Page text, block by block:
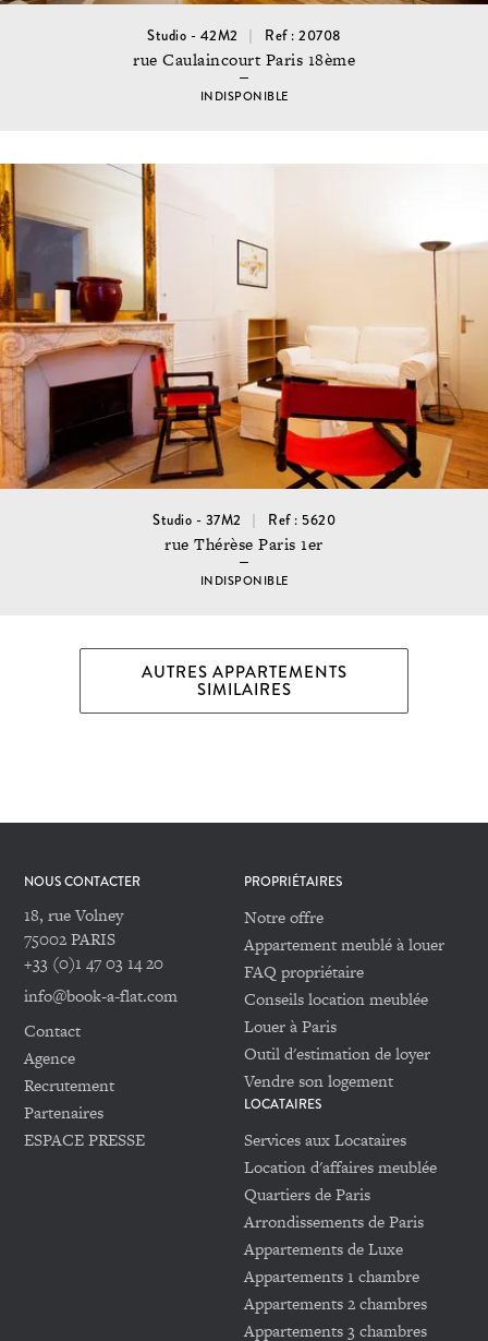
Studio - 42M2 Ref : 20708
rue Caulaincourt Paris 18ème
INDISPONIBLE
Studio - 37M2 Ref : 5620
rue Thérèse Paris 1er
INDISPONIBLE
AUTRES APPARTEMENTS
SIMILAIRES
NOUS CONTACTER
18, rue Volney
75002 PARIS
+33 (0)1 47 03 14 20
info@book-a-flat.com
Contact
Agence
Recrutement
Partenaires
ESPACE PRESSE
PROPRIÉTAIRES
Notre offre
Appartement meublé à louer
FAQ propriétaire
Conseils location meublée
Louer à Paris
Outil d'estimation de loyer
Vendre son logement
LOCATAIRES
Services aux Locataires
Location d'affaires meublée
Quartiers de Paris
Arrondissements de Paris
Appartements de Luxe
Appartements 1 chambre
Appartements 2 chambres
Appartements 3 chambres